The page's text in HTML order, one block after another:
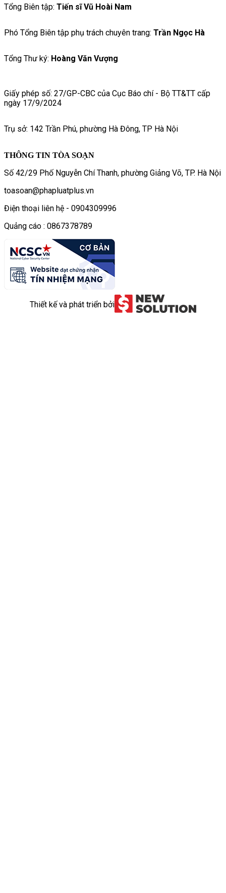
Tổng Biên tập: Tiến sĩ Vũ Hoài Nam
Phó Tổng Biên tập phụ trách chuyên trang: Trần Ngọc Hà
Tổng Thư ký: Hoàng Văn Vượng
Giấy phép số: 27/GP-CBC của Cục Báo chí - Bộ TT&TT cấp
ngày 17/9/2024
Trụ sở: 142 Trần Phú, phường Hà Đông, TP Hà Nội
THÔNG TIN TÒA SOẠN
Số 42/29 Phố Nguyễn Chí Thanh, phường Giảng Võ, TP. Hà Nội
toasoan@phapluatplus.vn
Điện thoại liên hệ - 0904309996
Quảng cáo : 0867378789
Thiết kế và phát triển bởi